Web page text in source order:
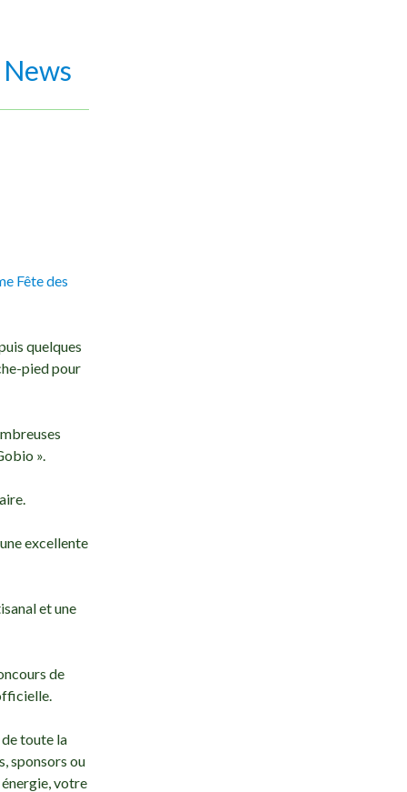
Fête des
quelques
pied pour
».
excellente
et une
de
toute la
sponsors ou
votre